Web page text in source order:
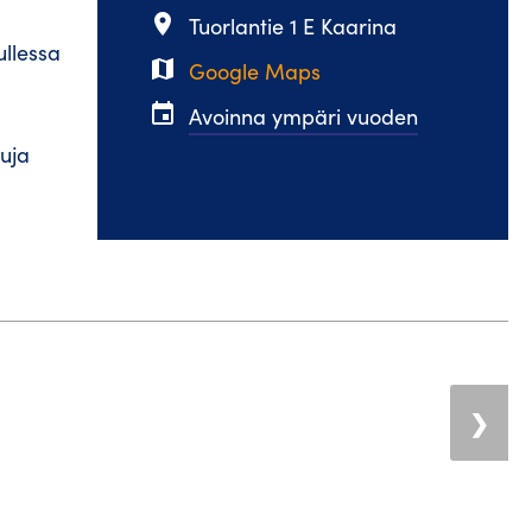
place
Tuorlantie 1 E Kaarina
map
Google Maps
event Avoinna ympäri vuoden
❯